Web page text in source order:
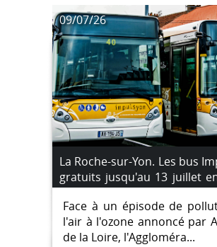
09/07/26
La Roche-sur-Yon. Les bus
gratuits jusqu'au 13 juillet
d'un pic de pollution à
Face à un épisode de
l'air à l'ozone annoncé par
de la Loire, l'Aggloméra...